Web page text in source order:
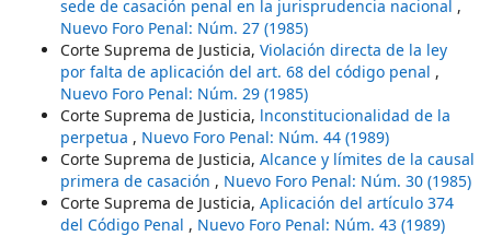
sede de casación penal en la jurisprudencia nacional ,
Nuevo Foro Penal: Núm. 27 (1985)
Corte Suprema de Justicia, Violación directa de la ley
por falta de aplicación del art. 68 del código penal ,
Nuevo Foro Penal: Núm. 29 (1985)
Corte Suprema de Justicia, lnconstitucionalidad de la
perpetua , Nuevo Foro Penal: Núm. 44 (1989)
Corte Suprema de Justicia, Alcance y límites de la causal
primera de casación , Nuevo Foro Penal: Núm. 30 (1985)
Corte Suprema de Justicia, Aplicación del artículo 374
del Código Penal , Nuevo Foro Penal: Núm. 43 (1989)